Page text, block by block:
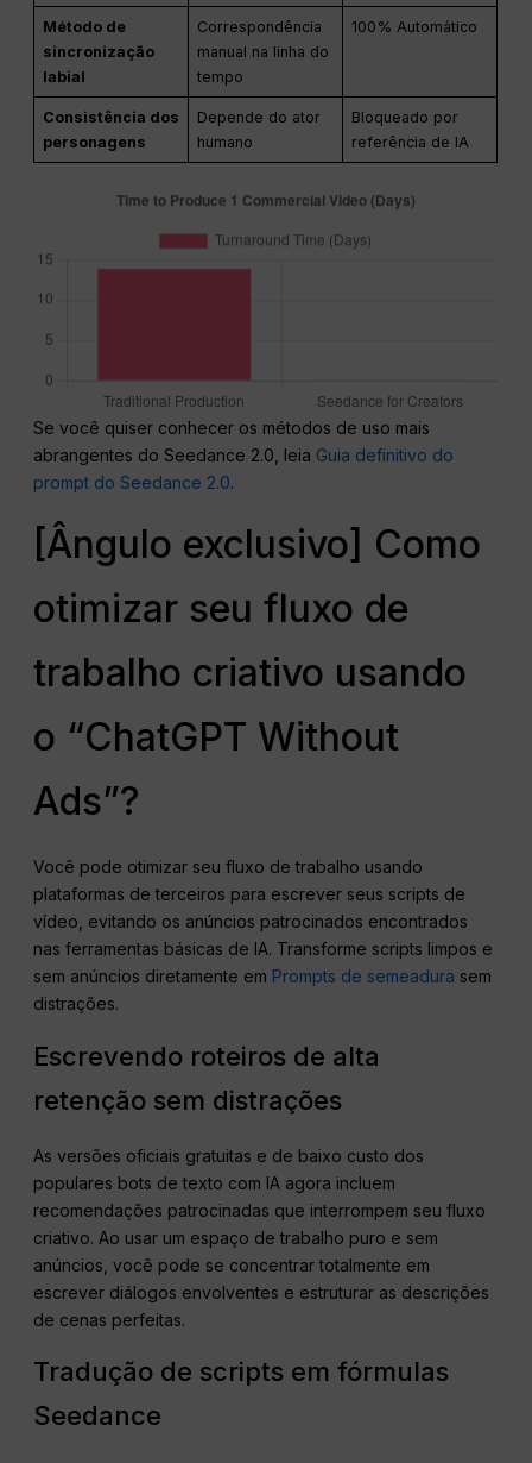
Método de
sincronização
labial
Correspondência
manual na linha do
tempo
100% Automático
Consistência dos
personagens
Depende do ator
humano
Bloqueado por
referência de IA
Se você quiser conhecer os métodos de uso mais
abrangentes do Seedance 2.0, leia Guia definitivo do
prompt do Seedance 2.0.
[Ângulo exclusivo] Como
otimizar seu fluxo de
trabalho criativo usando
o “ChatGPT Without
Ads”?
Você pode otimizar seu fluxo de trabalho usando
plataformas de terceiros para escrever seus scripts de
vídeo, evitando os anúncios patrocinados encontrados
nas ferramentas básicas de IA. Transforme scripts limpos e
sem anúncios diretamente em Prompts de semeadura sem
distrações.
Escrevendo roteiros de alta
retenção sem distrações
As versões oficiais gratuitas e de baixo custo dos
populares bots de texto com IA agora incluem
recomendações patrocinadas que interrompem seu fluxo
criativo. Ao usar um espaço de trabalho puro e sem
anúncios, você pode se concentrar totalmente em
escrever diálogos envolventes e estruturar as descrições
de cenas perfeitas.
Tradução de scripts em fórmulas
Seedance